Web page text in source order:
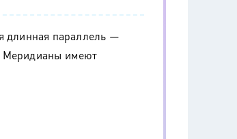
длинная параллель —
Меридианы имеют